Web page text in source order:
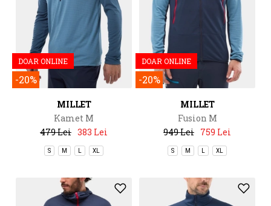
DOAR ONLINE
-20%
MILLET
Kamet M
479 Lei 383 Lei
S M XL
DOAR ONLINE
-20%
MILLET
Fusion M
949 Lei 759 Lei
S M XL